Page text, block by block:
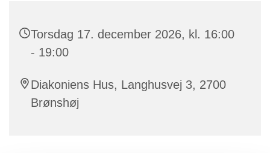
Torsdag 17. december 2026, kl. 16:00
- 19:00
Diakoniens Hus, Langhusvej 3, 2700
Brønshøj